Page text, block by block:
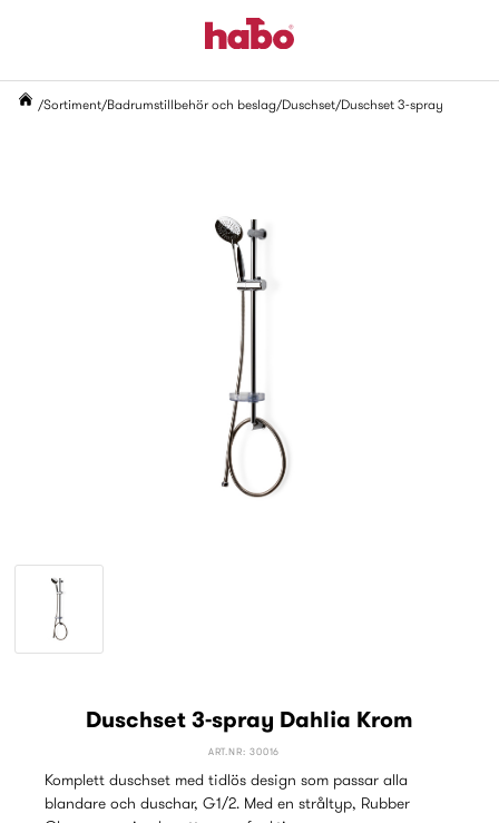
Sortiment Badrumstillbehör och beslag Duschset Duschset 3-spray
Duschset 3-spray Dahlia Krom
ART.NR: 30016
Komplett duschset med tidlös design som passar alla
blandare och duschar, G1/2. Med en stråltyp, Rubber